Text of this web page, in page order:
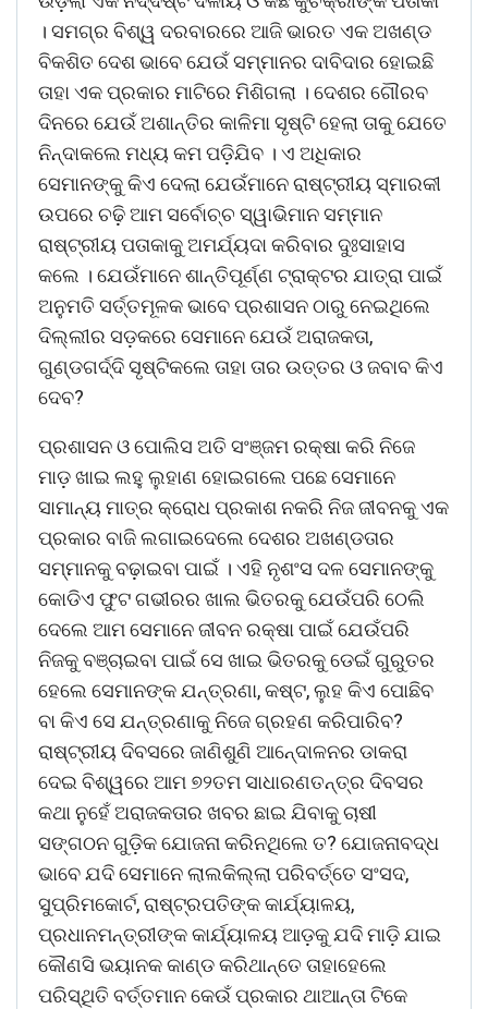
। ସମଗ୍ର ବିଶ୍ୱ ଦରବାରରେ ଆଜି ଭାରତ ଏକ ଅଖଣ୍ଡ
ବିକଶିତ ଦେଶ ଭାବେ ଯେଉଁ ସମ୍ମାନର ଦାବିଦାର ହୋଇଛି
ତାହା ଏକ ପ୍ରକାର ମାଟିରେ ମିଶିଗଲା । ଦେଶର ଗୌରବ
ଦିନରେ ଯେଉଁ ଅଶାନ୍ତିର କାଳିମା ସୃଷ୍ଟି ହେଲା ତାକୁ ଯେତେ
ନିନ୍ଦାକଲେ ମଧ୍ୟ କମ ପଡ଼ିଯିବ । ଏ ଅଧିକାର
ସେମାନଙ୍କୁ କିଏ ଦେଲା ଯେଉଁମାନେ ରାଷ୍ଟ୍ରୀୟ ସ୍ମାରକୀ
ଉପରେ ଚଢ଼ି ଆମ ସର୍ବୋଚ୍ଚ ସ୍ୱାଭିମାନ ସମ୍ମାନ
ରାଷ୍ଟ୍ରୀୟ ପତାକାକୁ ଅମର୍ଯ୍ୟଦା କରିବାର ଦୁଃସାହାସ
କଲେ । ଯେଉଁମାନେ ଶାନ୍ତିପୂର୍ଣ୍ଣ ଟ୍ରାକ୍ଟର ଯାତ୍ରା ପାଇଁ
ଅନୁମତି ସର୍ତ୍ତମୂଳକ ଭାବେ ପ୍ରଶାସନ ଠାରୁ ନେଇଥିଲେ
ଦିଲ୍ଲୀର ସଡ଼କରେ ସେମାନେ ଯେଉଁ ଅରାଜକତା,
ଗୁଣ୍ଡଗର୍ଦ୍ଦି ସୃଷ୍ଟିକଲେ ତାହା ତାର ଉତ୍ତର ଓ ଜବାବ କିଏ
ଦେବ?
ପ୍ରଶାସନ ଓ ପୋଲିସ ଅତି ସଂଞ୍ଜମ ରକ୍ଷା କରି ନିଜେ
ମାଡ଼ ଖାଇ ଲହୁ ଲୁହାଣ ହୋଇଗଲେ ପଛେ ସେମାନେ
ସାମାନ୍ୟ ମାତ୍ର କ୍ରୋଧ ପ୍ରକାଶ ନକରି ନିଜ ଜୀବନକୁ ଏକ
ପ୍ରକାର ବାଜି ଲଗାଇଦେଲେ ଦେଶର ଅଖଣ୍ଡତାର
ସମ୍ମାନକୁ ବଢ଼ାଇବା ପାଇଁ । ଏହି ନୃଶଂସ ଦଳ ସେମାନଙ୍କୁ
କୋଡିଏ ଫୁଟ ଗଭୀରର ଖାଲ ଭିତରକୁ ଯେଉଁପରି ଠେଲି
ଦେଲେ ଆମ ସେମାନେ ଜୀବନ ରକ୍ଷା ପାଇଁ ଯେଉଁପରି
ନିଜକୁ ବଞ୍ଚାଇବା ପାଇଁ ସେ ଖାଇ ଭିତରକୁ ଡେଇଁ ଗୁରୁତର
ହେଲେ ସେମାନଙ୍କ ଯନ୍ତ୍ରଣା, କଷ୍ଟ, ଲୁହ କିଏ ପୋଛିବ
ବା କିଏ ସେ ଯନ୍ତ୍ରଣାକୁ ନିଜେ ଗ୍ରହଣ କରିପାରିବ?
ରାଷ୍ଟ୍ରୀୟ ଦିବସରେ ଜାଣିଶୁଣି ଆନେ୍ଦାଳନର ଡାକରା
ଦେଇ ବିଶ୍ୱରେ ଆମ ୭୨ତମ ସାଧାରଣତନ୍ତ୍ର ଦିବସର
କଥା ନୁହେଁ ଅରାଜକତାର ଖବର ଛାଇ ଯିବାକୁ ଚାଷୀ
ସଙ୍ଗଠନ ଗୁଡ଼ିକ ଯୋଜନା କରିନଥିଲେ ତ? ଯୋଜନାବଦ୍ଧ
ଭାବେ ଯଦି ସେମାନେ ଲାଲକିଲ୍ଲା ପରିବର୍ତ୍ତେ ସଂସଦ,
ସୁପ୍ରିମକୋର୍ଟ, ରାଷ୍ଟ୍ରପତିଙ୍କ କାର୍ଯ୍ୟାଳୟ,
ପ୍ରଧାନମନ୍ତ୍ରୀଙ୍କ କାର୍ଯ୍ୟାଳୟ ଆଡ଼କୁ ଯଦି ମାଡ଼ି ଯାଇ
କୌଣସି ଭୟାନକ କାଣ୍ଡ କରିଥାନ୍ତେ ତାହାହେଲେ
ପରିସ୍ଥିତି ବର୍ତ୍ତମାନ କେଉଁ ପ୍ରକାର ଥାଆନ୍ତା ଟିକେ